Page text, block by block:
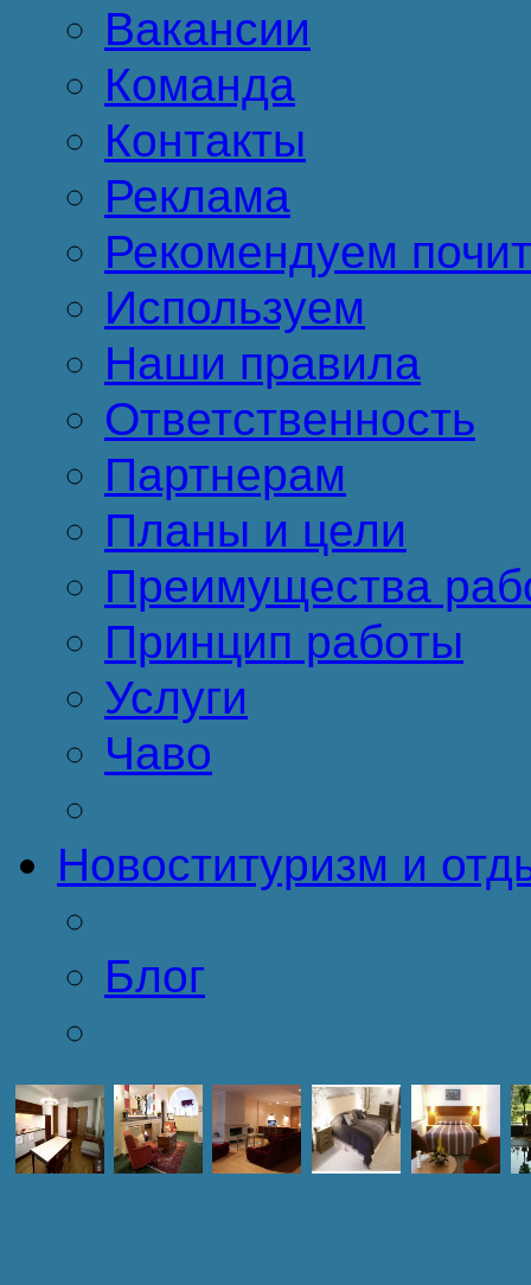
Вакансии
Команда
Контакты
Реклама
Рекомендуем
Используем
Наши правила
Ответственность
Партнерам
Планы и цели
Преимущества
Принцип работы
Услуги
Чаво
Новоституризм и
Блог